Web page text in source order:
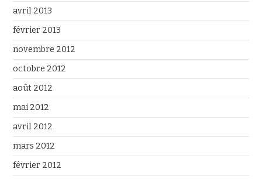
avril 2013
février 2013
novembre 2012
octobre 2012
août 2012
mai 2012
avril 2012
mars 2012
février 2012